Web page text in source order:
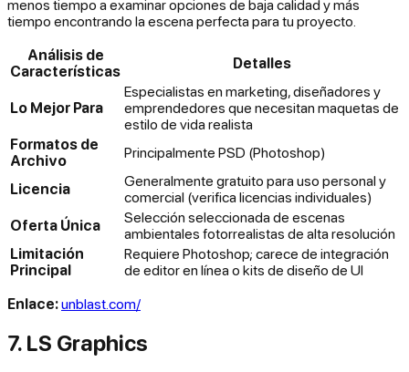
menos tiempo a examinar opciones de baja calidad y más
tiempo encontrando la escena perfecta para tu proyecto.
Análisis de
Características
Detalles
Lo Mejor Para
Especialistas en marketing, diseñadores y
emprendedores que necesitan maquetas de
estilo de vida realista
Formatos de
Archivo
Principalmente PSD (Photoshop)
Licencia
Generalmente gratuito para uso personal y
comercial (verifica licencias individuales)
Oferta Única
Selección seleccionada de escenas
ambientales fotorrealistas de alta resolución
Limitación
Principal
Requiere Photoshop; carece de integración
de editor en línea o kits de diseño de UI
Enlace:unblast.com/
7. LS Graphics